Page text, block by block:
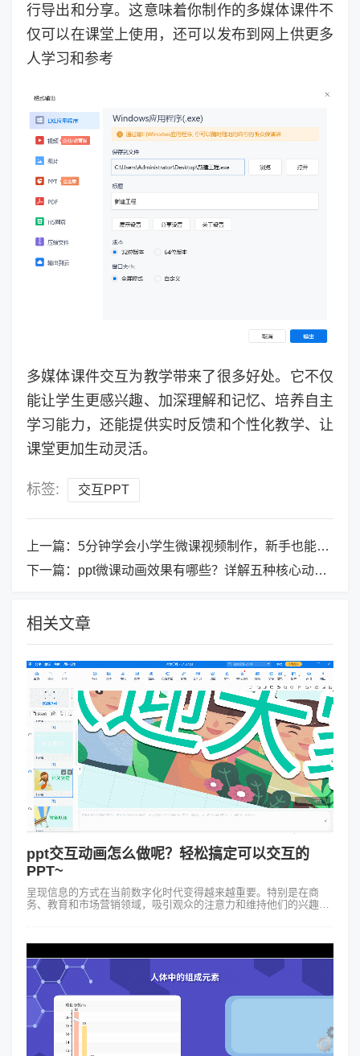
行导出和分享。这意味着你制作的多媒体课件不
仅可以在课堂上使用，还可以发布到网上供更多
人学习和参考
多媒体课件交互为教学带来了很多好处。它不仅
能让学生更感兴趣、加深理解和记忆、培养自主
学习能力，还能提供实时反馈和个性化教学、让
课堂更加生动灵活。
标签: 交互PPT
上一篇： 5分钟学会小学生微课视频制作，新手也能大展身手
下一篇： ppt微课动画效果有哪些？详解五种核心动画效果及其应用场景
相关文章
ppt交互动画怎么做呢？轻松搞定可以交互的
PPT~
呈现信息的方式在当前数字化时代变得越来越重要。特别是在商
务、教育和市场营销领域，吸引观众的注意力和维持他们的兴趣至